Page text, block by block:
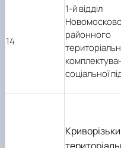
14
1-й відділ
районного
соціальної